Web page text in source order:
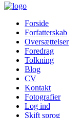
Forside
Forfatterskab
Oversættelser
Foredrag
Tolkning
Blog
CV
Kontakt
Fotografier
Log ind
Skift sprog